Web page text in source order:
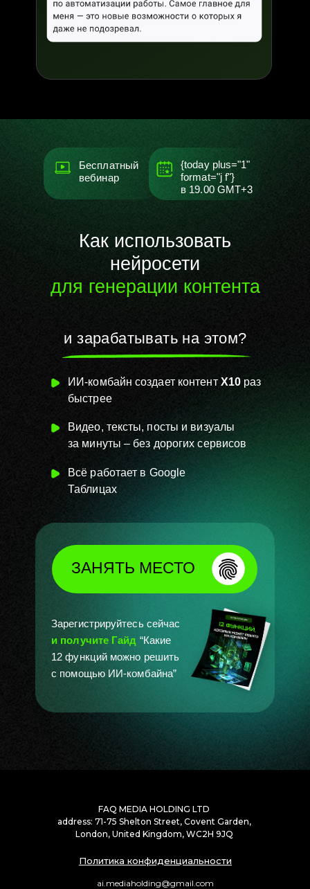
Бесплатный
вебинар
Видео, тексты, посты и визуалы
за минуты – без дорогих сервисов
Всё работает в Google
Таблицах
{today plus="1"
format="j f"}
в 19.00 GMT+3
ИИ-комбайн создает контентХ10 раз
быстрее
и зарабатывать на этом?
Как использовать
нейросети
для генерации контента
Зарегистрируйтесь сейчас
и получите Гайд “Какие
12 функций можно решить
с помощью ИИ-комбайна”
ЗАНЯТЬ МЕСТО
FAQ MEDIA HOLDING LTD
address: 71-75 Shelton Street, Covent Garden,
London, United Kingdom, WC2H 9JQ
Политика конфиденциальности
ai.mediaholding@gmail.com